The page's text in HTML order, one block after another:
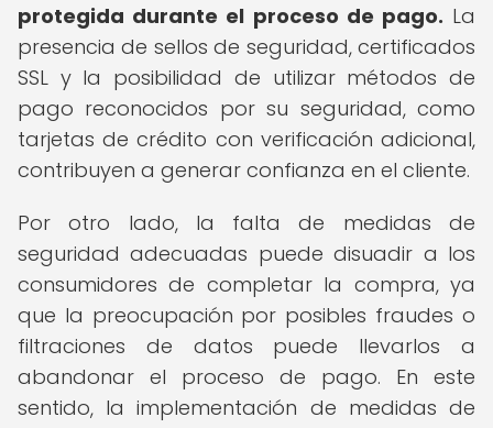
protegida durante el proceso de pago. La
presencia de sellos de seguridad, certificados
SSL y la posibilidad de utilizar métodos de
pago reconocidos por su seguridad, como
tarjetas de crédito con verificación adicional,
contribuyen a generar confianza en el cliente.
Por otro lado, la falta de medidas de
seguridad adecuadas puede disuadir a los
consumidores de completar la compra, ya
que la preocupación por posibles fraudes o
filtraciones de datos puede llevarlos a
abandonar el proceso de pago. En este
sentido, la implementación de medidas de